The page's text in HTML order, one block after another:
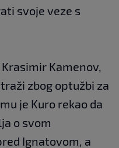
svoje veze s
Kamenov,
zbog optužbi za
je Kuro rekao da
o svom
Ignatovom, a